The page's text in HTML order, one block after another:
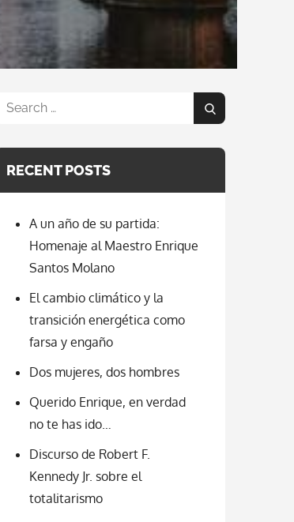
Search
Search
RECENT POSTS
A un año de su partida:
Homenaje al Maestro Enrique
Santos Molano
El cambio climático y la
transición energética como
farsa y engaño
Dos mujeres, dos hombres
Querido Enrique, en verdad
no te has ido…
Discurso de Robert F.
Kennedy Jr. sobre el
totalitarismo